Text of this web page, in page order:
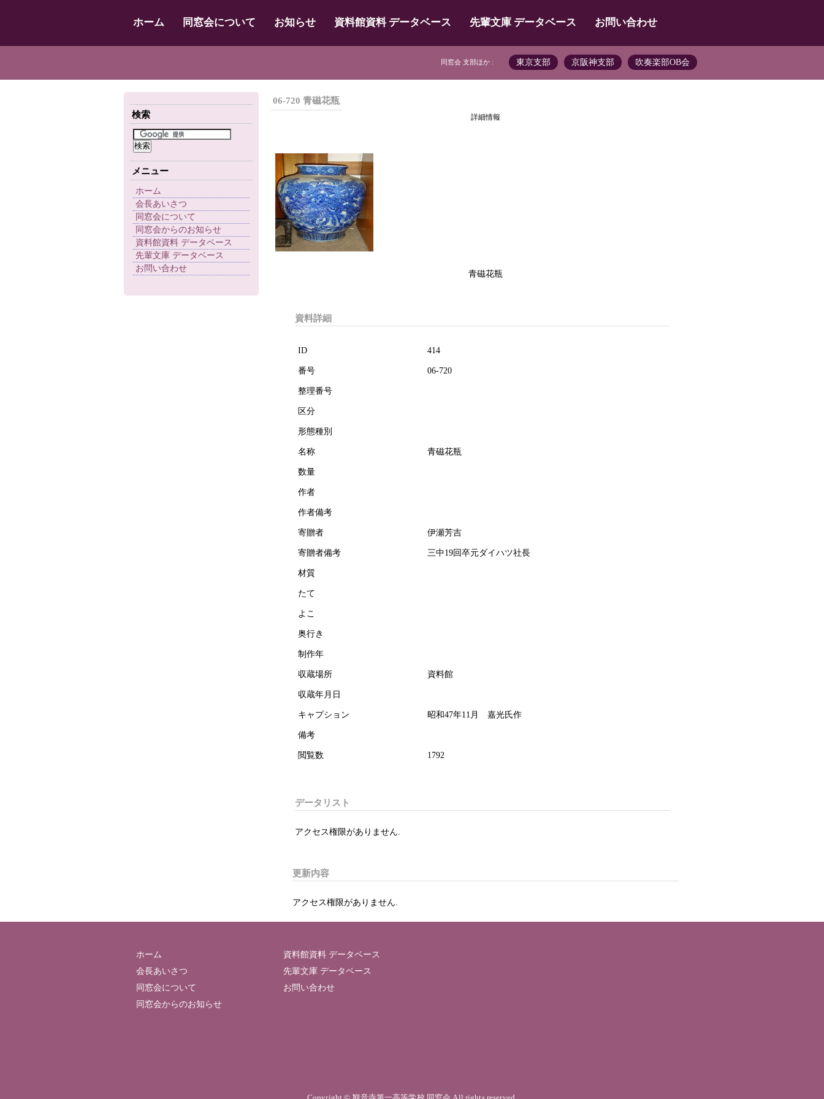
ホーム 同窓会について お知らせ 資料館資料 データベース 先輩文庫 データベース お問い合わせ
同窓会 支部ほか : 東京支部 京阪神支部 吹奏楽部OB会
検索
メニュー
ホーム
会長あいさつ
同窓会について
同窓会からのお知らせ
資料館資料 データベース
先輩文庫 データベース
お問い合わせ
06-720 青磁花瓶
詳細情報
青磁花瓶
資料詳細
ID 414
番号 06-720
整理番号
区分
形態種別
名称 青磁花瓶
数量
作者
作者備考
寄贈者 伊瀬芳吉
寄贈者備考 三中19回卒元ダイハツ社長
材質
たて
よこ
奥行き
制作年
収蔵場所 資料館
収蔵年月日
キャプション 昭和47年11月 嘉光氏作
備考
閲覧数 1792
データリスト
アクセス権限がありません.
更新内容
アクセス権限がありません.
ホーム
会長あいさつ
同窓会について
同窓会からのお知らせ
資料館資料 データベース
先輩文庫 データベース
お問い合わせ